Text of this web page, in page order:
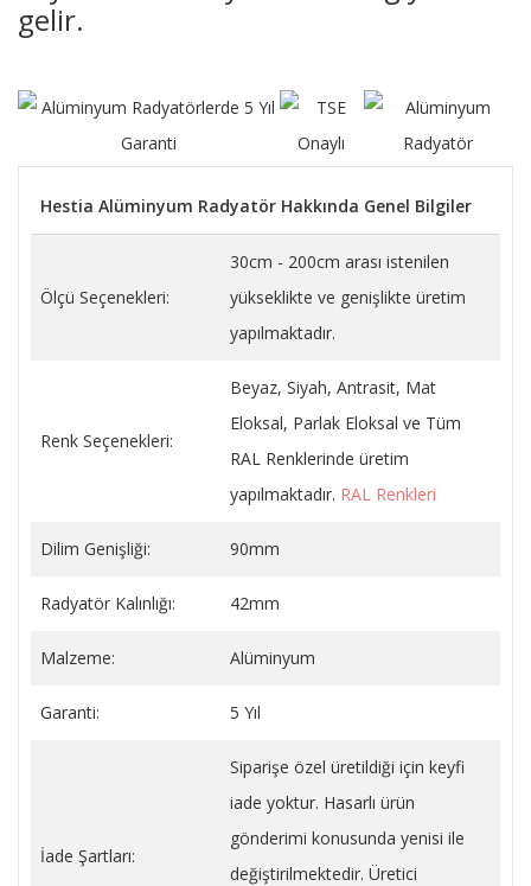
gelir.
Hestia Alüminyum Radyatör Hakkında Genel Bilgiler
Ölçü Seçenekleri:
30cm - 200cm arası istenilen
yükseklikte ve genişlikte üretim
yapılmaktadır.
Renk Seçenekleri:
Beyaz, Siyah, Antrasit, Mat
Eloksal, Parlak Eloksal ve Tüm
RAL Renklerinde üretim
yapılmaktadır. RAL Renkleri
Dilim Genişliği: 90mm
Radyatör Kalınlığı: 42mm
Malzeme: Alüminyum
Garanti: 5 Yıl
İade Şartları:
Siparişe özel üretildiği için keyfi
iade yoktur. Hasarlı ürün
gönderimi konusunda yenisi ile
değiştirilmektedir. Üretici